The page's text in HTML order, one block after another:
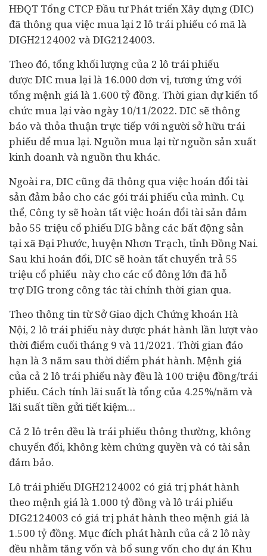
HĐQT Tổng CTCP Đầu tư Phát triển Xây dựng (DIC)
đã thông qua việc mua lại 2 lô trái phiếu có mã là
DIGH2124002 và DIG2124003.
Theo đó, tổng khối lượng của 2 lô trái phiếu
được DIC mua lại là 16.000 đơn vị, tương ứng với
tổng mệnh giá là 1.600 tỷ đồng. Thời gian dự kiến tổ
chức mua lại vào ngày 10/11/2022. DIC sẽ thông
báo và thỏa thuận trực tiếp với người sở hữu trái
phiếu để mua lại. Nguồn mua lại từ nguồn sản xuất
kinh doanh và nguồn thu khác.
Ngoài ra, DIC cũng đã thông qua việc hoán đổi tài
sản đảm bảo cho các gói trái phiếu của mình. Cụ
thể, Công ty sẽ hoàn tất việc hoán đổi tài sản đảm
bảo 55 triệu cổ phiếu DIG bằng các bất động sản
tại xã Đại Phước, huyện Nhơn Trạch, tỉnh Đồng Nai.
Sau khi hoán đổi, DIC sẽ hoàn tất chuyển trả 55
triệu cổ phiếu này cho các cổ đông lớn đã hỗ
trợ DIG trong công tác tài chính thời gian qua.
Theo thông tin từ Sở Giao dịch Chứng khoán Hà
Nội, 2 lô trái phiếu này được phát hành lần lượt vào
thời điểm cuối tháng 9 và 11/2021. Thời gian đáo
hạn là 3 năm sau thời điểm phát hành. Mệnh giá
của cả 2 lô trái phiếu này đều là 100 triệu đồng/trái
phiếu. Cách tính lãi suất là tổng của 4.25%/năm và
lãi suất tiền gửi tiết kiệm…
Cả 2 lô trên đều là trái phiếu thông thường, không
chuyển đổi, không kèm chứng quyền và có tài sản
đảm bảo.
Lô trái phiếu DIGH2124002 có giá trị phát hành
theo mệnh giá là 1.000 tỷ đồng và lô trái phiếu
DIG2124003 có giá trị phát hành theo mệnh giá là
1.500 tỷ đồng. Mục đích phát hành của cả 2 lô này
đều nhằm tăng vốn và bổ sung vốn cho dự án Khu